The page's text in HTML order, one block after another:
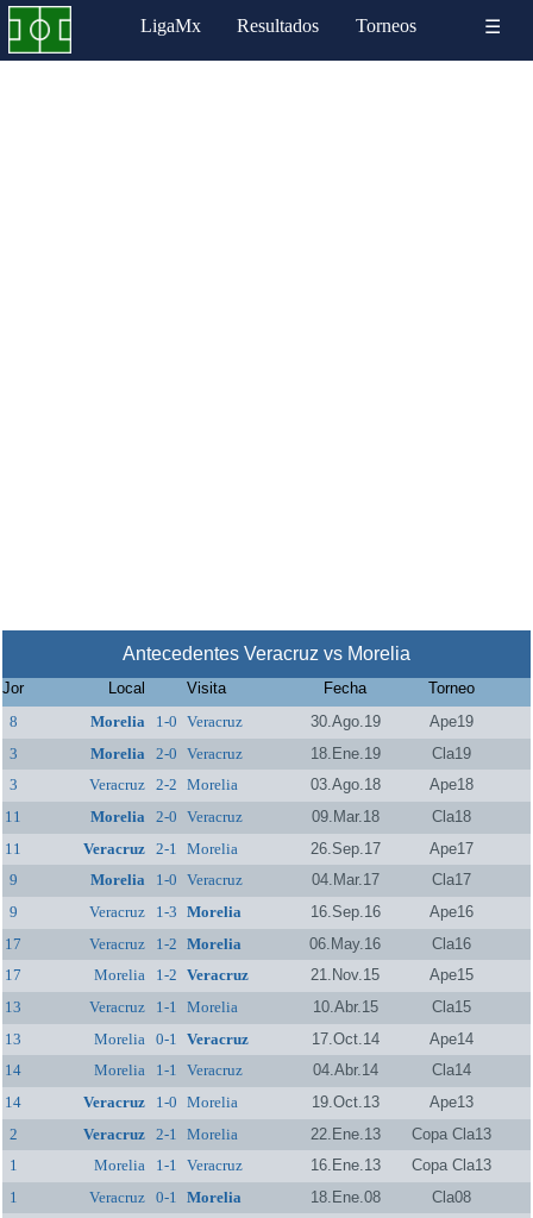
LigaMx Resultados Torneos ☰
Antecedentes Veracruz vs Morelia
Jor Local Visita Fecha
Torneo
8
Morelia 1-0 Veracruz 30.Ago.19
Ape19
3
Morelia 2-0 Veracruz 18.Ene.19
Cla19
3
Veracruz 2-2 Morelia 03.Ago.18
Ape18
11
Morelia 2-0 Veracruz 09.Mar.18
Cla18
11
Veracruz 2-1 Morelia 26.Sep.17
Ape17
9
Morelia 1-0 Veracruz 04.Mar.17
Cla17
9
Veracruz 1-3 Morelia 16.Sep.16
Ape16
17
Veracruz 1-2 Morelia 06.May.16
Cla16
17
Morelia 1-2 Veracruz 21.Nov.15
Ape15
13
Veracruz 1-1 Morelia 10.Abr.15
Cla15
13
Morelia 0-1 Veracruz 17.Oct.14
Ape14
14
Morelia 1-1 Veracruz 04.Abr.14
Cla14
14
Veracruz 1-0 Morelia 19.Oct.13
Ape13
2
Veracruz 2-1 Morelia 22.Ene.13
Copa Cla13
1
Morelia 1-1 Veracruz 16.Ene.13
Copa Cla13
1
Veracruz 0-1 Morelia 18.Ene.08
Cla08